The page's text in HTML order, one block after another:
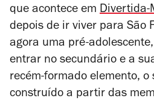
que acontece em Divertida-
depois de ir viver para São
agora uma pré-
entrar no secundário e a
recém-formado elemento, o
construído a partir das